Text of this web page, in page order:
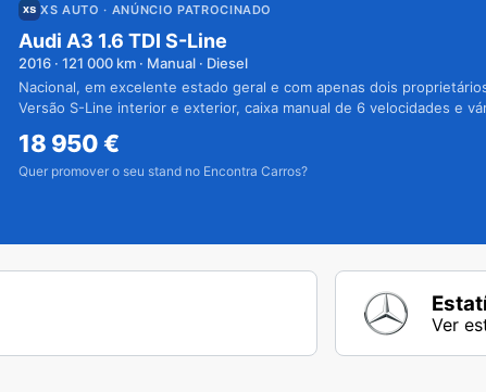
XS AUTO · ANÚNCIO PATROCINADO
Audi A3 1.6 TDI S-Line
2016 · 121 000 km · Manual · Diesel
Nacional, em excelente estado geral e com apenas dois
Versão S-Line interior e exterior, caixa manual de 6 velocidades e
18 950€
Quer promover o seu stand no Encontra Carros?
Ver